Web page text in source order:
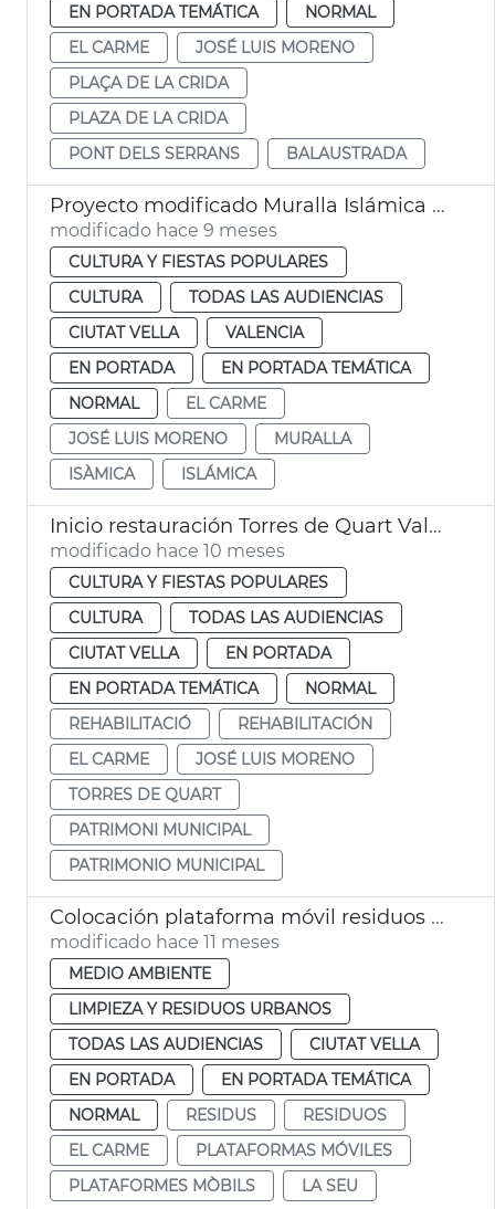
EN PORTADA TEMÁTICA
NORMAL
EL CARME
JOSÉ LUIS MORENO
PLAÇA DE LA CRIDA
PLAZA DE LA CRIDA
PONT DELS SERRANS
BALAUSTRADA
Proyecto modificado Muralla Islámica de València
modificado hace 9 meses
CULTURA Y FIESTAS POPULARES
CULTURA
TODAS LAS AUDIENCIAS
CIUTAT VELLA
VALENCIA
EN PORTADA
EN PORTADA TEMÁTICA
NORMAL
EL CARME
JOSÉ LUIS MORENO
MURALLA
ISÀMICA
ISLÁMICA
Inicio restauración Torres de Quart València
modificado hace 10 meses
CULTURA Y FIESTAS POPULARES
CULTURA
TODAS LAS AUDIENCIAS
CIUTAT VELLA
EN PORTADA
EN PORTADA TEMÁTICA
NORMAL
REHABILITACIÓ
REHABILITACIÓN
EL CARME
JOSÉ LUIS MORENO
TORRES DE QUART
PATRIMONI MUNICIPAL
PATRIMONIO MUNICIPAL
Colocación plataforma móvil residuos plaza San Nicolau València
modificado hace 11 meses
MEDIO AMBIENTE
LIMPIEZA Y RESIDUOS URBANOS
TODAS LAS AUDIENCIAS
CIUTAT VELLA
EN PORTADA
EN PORTADA TEMÁTICA
NORMAL
RESIDUS
RESIDUOS
EL CARME
PLATAFORMAS MÓVILES
PLATAFORMES MÒBILS
LA SEU